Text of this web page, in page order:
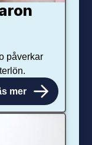
påverkar
mer